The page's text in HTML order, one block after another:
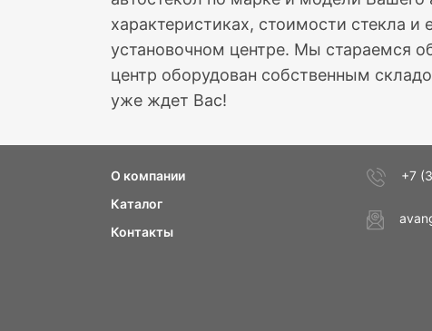
характеристиках, стоимости стекла
установочном центре. Мы стараемся
центр оборудован собственным
уже ждет Вас!
О компании
Каталог
Контакты
+7